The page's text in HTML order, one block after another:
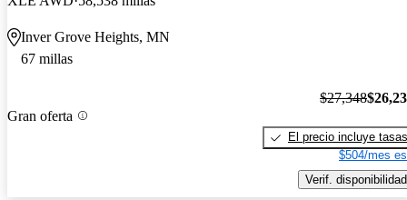
Inver Grove Heights, MN
67 millas
Gran oferta
$27,348
El precio incluye tasas
$504/mes
Verif. disponibilidad